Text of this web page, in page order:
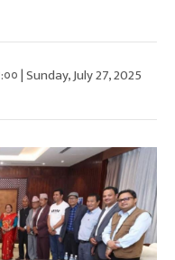
| Sunday, July 27, 2025